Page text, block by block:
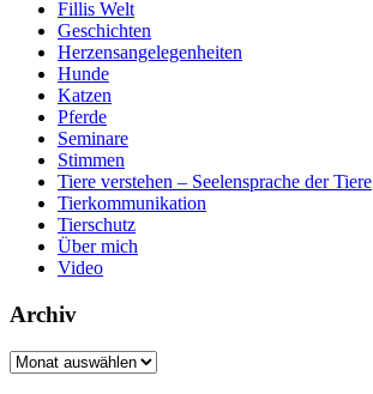
Fillis Welt
Geschichten
Herzensangelegenheiten
Hunde
Katzen
Pferde
Seminare
Stimmen
Tiere verstehen – Seelensprache der Tiere
Tierkommunikation
Tierschutz
Über mich
Video
Archiv
Archiv